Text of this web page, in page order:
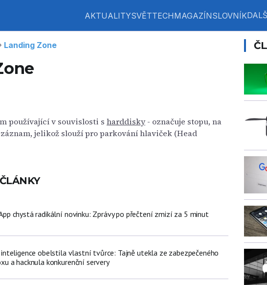
AKTUALITYSVĚTTECHMAGAZÍNSLOVNÍK
chevron_right Landing Zone
používající v souvislosti s harddisky- označuje stopu, na
jelikož slouží pro parkování hlaviček (Head
chystá radikální novinku: Zprávy po přečtení zmizí za 5 minut
obelstila vlastní tvůrce: Tajně utekla ze zabezpečeného
a hacknula konkurenční servery